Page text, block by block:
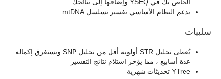
الخاص بك في YSEQ وإضافتها إلى نتائجك
يدعم النظام الأساسي تفسير تسلسل mtDNA
سلبيات
يُعطى تحليل STR أولوية أقل من تحليل SNP ويستغرق إكماله
عدة أسابيع ، مما يؤخر استلام نتائج التفسير
YTree تحديثات شهرية